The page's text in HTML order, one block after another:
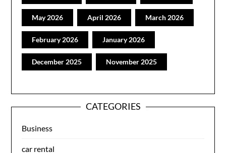
May 2026 April 2026 March 2026
February 2026 January 2026
December 2025 November 2025
CATEGORIES
Business
car rental